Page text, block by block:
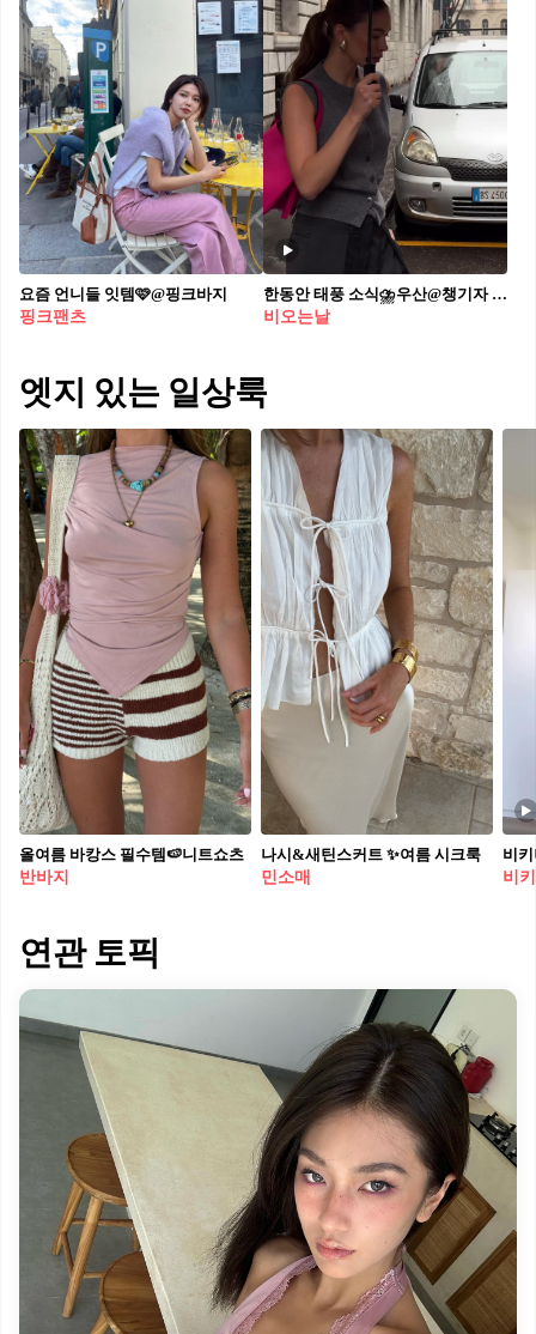
요즘 언니들 잇템🩷@핑크바지​
핑크팬츠
한동안 태풍 소식⛈️우산@챙기자 비오는 우중충한 날엔 통통 튀는 컬러백으로 코디 포인트👛✔️
비오는날
엣지 있는 일상룩
올여름 바캉스 필수템🍉니트쇼츠
반바지
나시&새틴스커트 ✨여름 시크룩
민소매
비
연관 토픽